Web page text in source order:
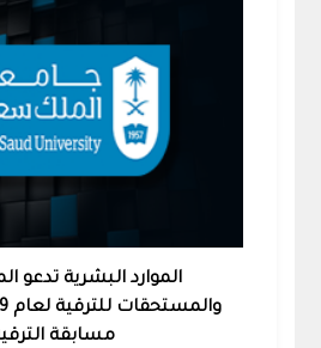
الموارد البشرية تدعو
مسابقة